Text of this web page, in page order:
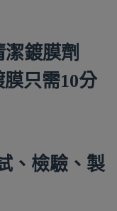
鍍膜劑
只需10分
、檢驗、製